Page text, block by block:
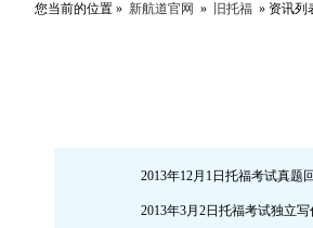
您当前的位置 » 新航道官网 » 旧托福 » 资讯列
2013年12月1日托福考试真题
2013年3月2日托福考试独立写